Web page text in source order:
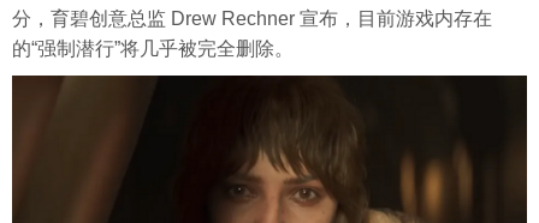
分，育碧创意总监 Drew Rechner 宣布，目前游戏内存在
的“强制潜行”将几乎被完全删除。